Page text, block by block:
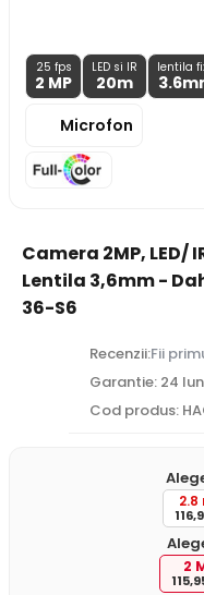
25 fps
2 MP
LED si IR
20m
lentila
3.6
Microfon
Camera 2MP, LED/
Lentila 3,6mm -
36-S6
Recenzii:Fii
Garantie: 24
Cod produs:
2.8
2